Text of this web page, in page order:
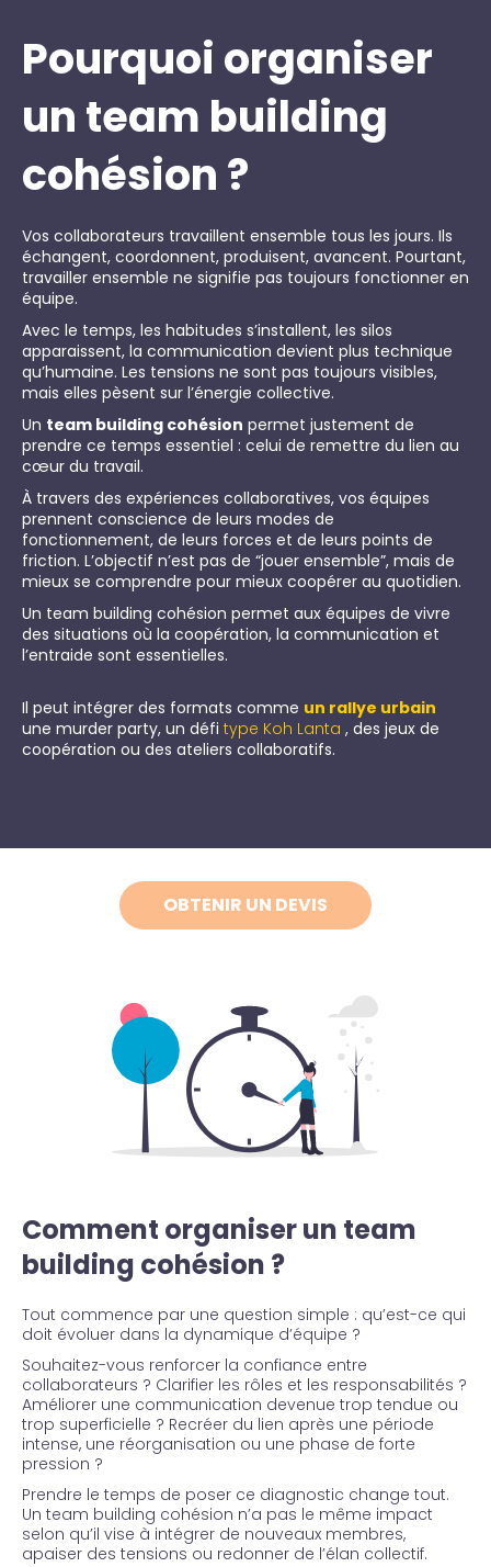
Pourquoi organiser
un team building
cohésion ?
Vos collaborateurs travaillent ensemble tous les jours. Ils
échangent, coordonnent, produisent, avancent. Pourtant,
travailler ensemble ne signifie pas toujours fonctionner en
équipe.
Avec le temps, les habitudes s’installent, les silos
apparaissent, la communication devient plus technique
qu’humaine. Les tensions ne sont pas toujours visibles,
mais elles pèsent sur l’énergie collective.
Un team building cohésion permet justement de
prendre ce temps essentiel : celui de remettre du lien au
cœur du travail.
À travers des expériences collaboratives, vos équipes
prennent conscience de leurs modes de
fonctionnement, de leurs forces et de leurs points de
friction. L’objectif n’est pas de “jouer ensemble”, mais de
mieux se comprendre pour mieux coopérer au quotidien.
Un team building cohésion permet aux équipes de vivre
des situations où la coopération, la communication et
l’entraide sont essentielles.
Il peut intégrer des formats comme un rallye urbain
une murder party, un défi type Koh Lanta , des jeux de
coopération ou des ateliers collaboratifs.
OBTENIR UN DEVIS
Comment organiser un team
building cohésion ?
Tout commence par une question simple : qu’est-ce qui
doit évoluer dans la dynamique d’équipe ?
Souhaitez-vous renforcer la confiance entre
collaborateurs ? Clarifier les rôles et les responsabilités ?
Améliorer une communication devenue trop tendue ou
trop superficielle ? Recréer du lien après une période
intense, une réorganisation ou une phase de forte
pression ?
Prendre le temps de poser ce diagnostic change tout.
Un team building cohésion n’a pas le même impact
selon qu’il vise à intégrer de nouveaux membres,
apaiser des tensions ou redonner de l’élan collectif.